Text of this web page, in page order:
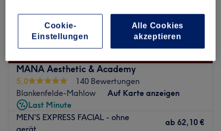
MANA Aesthetic & Academy
5,0
140 Bewertungen
Blankenfelde-Mahlow
Auf Karte anzeigen
Last Minute
MEN'S EXPRESS FACIAL - ohne
gerät
ab 62,10 €
Cookie-
Einstellungen
Alle Cookies
akzeptieren